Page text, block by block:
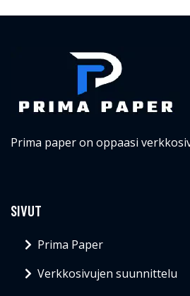
Prima paper on oppaasi
SIVUT
Prima Paper
Verkkosivujen suunnittelu